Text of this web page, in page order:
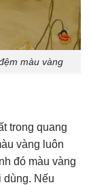
màu vàng
trong quang
vàng luôn
đó màu vàng
Nếu